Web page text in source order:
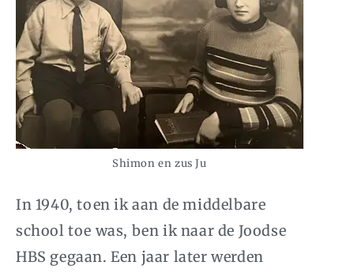
Shimon en zus Ju
In 1940, toen ik aan de middelbare
school toe was, ben ik naar de Joodse
HBS gegaan. Een jaar later werden